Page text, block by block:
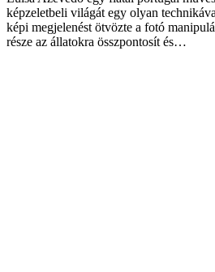
képzeletbeli világát egy olyan
képi megjelenést ötvözte a fotó
része az állatokra összpontosít és…